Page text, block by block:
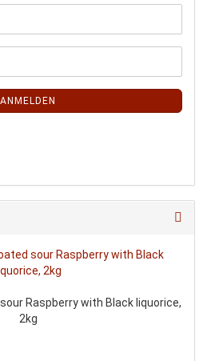
ANMELDEN
Raspberry with Black liquorice,
2kg